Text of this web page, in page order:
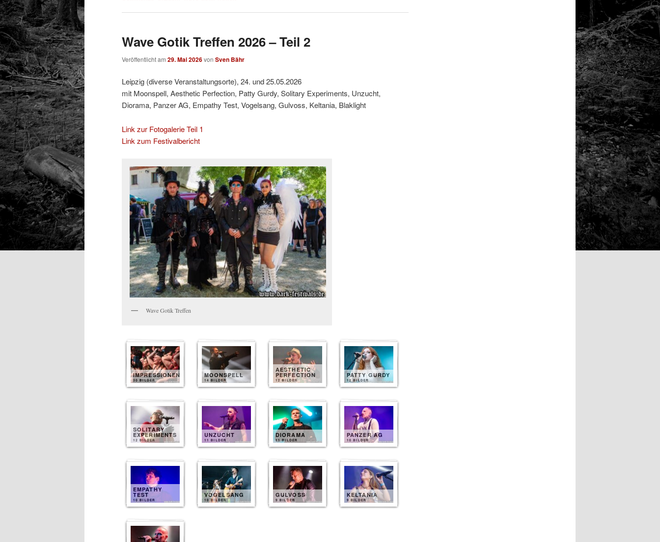
Wave Gotik Treffen 2026 – Teil 2
Veröffentlicht am 29. Mai 2026von Sven Bähr
Leipzig (diverse Veranstaltungsorte), 24. und 25.05.2026
mit Moonspell, Aesthetic Perfection, Patty Gurdy, Solitary Experiments, Unzucht,
Diorama, Panzer AG, Empathy Test, Vogelsang, Gulvoss, Keltania, Blaklight
Link zur Fotogalerie Teil 1
Link zum Festivalbericht
Wave Gotik Treffen
IMPRESSIONEN
30 BILDER
MOONSPELL
14 BILDER
AESTHETIC
PERFECTION
12 BILDER
PATTY GURDY
12 BILDER
SOLITARY
EXPERIMENTS
12 BILDER
UNZUCHT
11 BILDER
DIORAMA
11 BILDER
PANZER AG
10 BILDER
EMPATHY
TEST
10 BILDER
VOGELSANG
10 BILDER
GULVOSS
9 BILDER
KELTANIA
9 BILDER